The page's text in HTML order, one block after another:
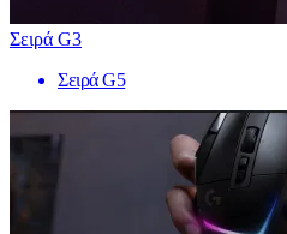
Σειρά G3
Σειρά G5